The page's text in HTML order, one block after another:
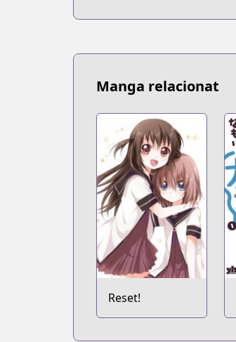
Manga relacionat
Reset!